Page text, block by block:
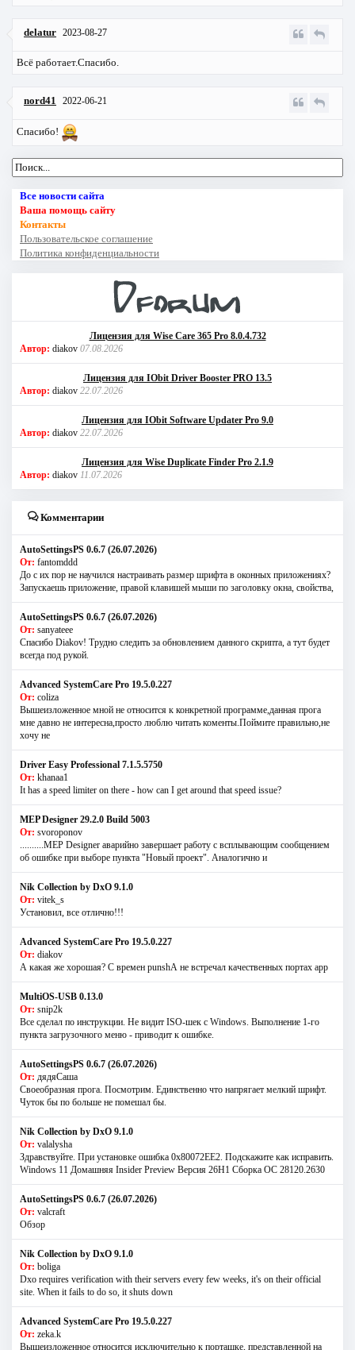
delatur 2023-08-27
Всё работает.Спасибо.
nord41 2022-06-21
Спасибо!
Все новости сайта
Ваша помощь сайту
Контакты
Пользовательское соглашение
Политика конфиденциальности
Лицензия для Wise Care 365 Pro 8.0.4.732
Автор: diakov 07.08.2026
Лицензия для IObit Driver Booster PRO 13.5
Автор: diakov 22.07.2026
Лицензия для IObit Software Updater Pro 9.0
Автор: diakov 22.07.2026
Лицензия для Wise Duplicate Finder Pro 2.1.9
Автор: diakov 11.07.2026
Комментарии
AutoSettingsPS 0.6.7 (26.07.2026)
От: fantomddd
До с их пор не научился настраивать размер шрифта в оконных приложениях?
Запускаешь приложение, правой клавишей мыши по заголовку окна, свойства,
AutoSettingsPS 0.6.7 (26.07.2026)
От: sanyateee
Спасибо Diakov! Трудно следить за обновлением данного скрипта, а тут будет
всегда под рукой.
Advanced SystemCare Pro 19.5.0.227
От: coliza
Вышеизложенное мной не относится к конкретной программе,данная прога
мне давно не интересна,просто люблю читать коменты.Поймите правильно,не
хочу не
Driver Easy Professional 7.1.5.5750
От: khanaa1
It has a speed limiter on there - how can I get around that speed issue?
MEP Designer 29.2.0 Build 5003
От: svoroponov
..........MEP Designer аварийно завершает работу с всплывающим сообщением
об ошибке при выборе пункта "Новый проект". Аналогично и
Nik Collection by DxO 9.1.0
От: vitek_s
Установил, все отлично!!!
Advanced SystemCare Pro 19.5.0.227
От: diakov
А какая же хорошая? С времен punshА не встречал качественных портах app
MultiOS-USB 0.13.0
От: snip2k
Все сделал по инструкции. Не видит ISO-шек с Windows. Выполнение 1-го
пункта загрузочного меню - приводит к ошибке.
AutoSettingsPS 0.6.7 (26.07.2026)
От: дядяСаша
Своеобразная прога. Посмотрим. Единственно что напрягает мелкий шрифт.
Чуток бы по больше не помешал бы.
Nik Collection by DxO 9.1.0
От: valalysha
Здравствуйте. При установке ошибка 0х80072EE2. Подскажите как исправить.
Windows 11 Домашняя Insider Preview Версия 26H1 Сборка ОС 28120.2630
AutoSettingsPS 0.6.7 (26.07.2026)
От: valcraft
Обзор
Nik Collection by DxO 9.1.0
От: boliga
Dxo requires verification with their servers every few weeks, it's on their official
site. When it fails to do so, it shuts down
Advanced SystemCare Pro 19.5.0.227
От: zeka.k
Вышеизложенное относится исключительно к порташке, представленной на